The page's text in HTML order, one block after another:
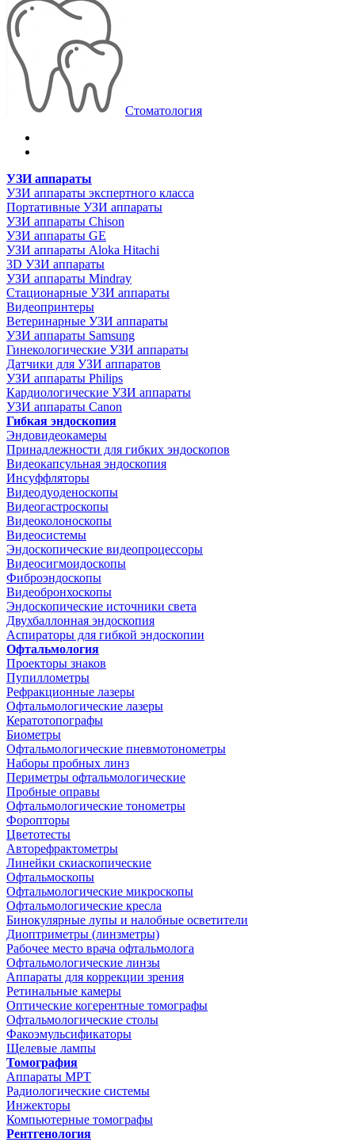
Стоматология
УЗИ аппараты
УЗИ аппараты экспертного класса
Портативные УЗИ аппараты
УЗИ аппараты Chison
УЗИ аппараты GE
УЗИ аппараты Aloka Hitachi
3D УЗИ аппараты
УЗИ аппараты Mindray
Стационарные УЗИ аппараты
Видеопринтеры
Ветеринарные УЗИ аппараты
УЗИ аппараты Samsung
Гинекологические УЗИ аппараты
Датчики для УЗИ аппаратов
УЗИ аппараты Philips
Кардиологические УЗИ аппараты
УЗИ аппараты Canon
Гибкая эндоскопия
Эндовидеокамеры
Принадлежности для гибких эндоскопов
Видеокапсульная эндоскопия
Инсуффляторы
Видеодуоденоскопы
Видеогастроскопы
Видеоколоноскопы
Видеосистемы
Эндоскопические видеопроцессоры
Видеосигмоидоскопы
Фиброэндоскопы
Видеобронхоскопы
Эндоскопические источники света
Двухбаллонная эндоскопия
Аспираторы для гибкой эндоскопии
Офтальмология
Проекторы знаков
Пупиллометры
Рефракционные лазеры
Офтальмологические лазеры
Кератотопографы
Биометры
Офтальмологические пневмотонометры
Наборы пробных линз
Периметры офтальмологические
Пробные оправы
Офтальмологические тонометры
Форопторы
Цветотесты
Авторефрактометры
Линейки скиаскопические
Офтальмоскопы
Офтальмологические микроскопы
Офтальмологические кресла
Бинокулярные лупы и налобные осветители
Диоптриметры (линзметры)
Рабочее место врача офтальмолога
Офтальмологические линзы
Аппараты для коррекции зрения
Ретинальные камеры
Оптические когерентные томографы
Офтальмологические столы
Факоэмульсификаторы
Щелевые лампы
Томография
Аппараты МРТ
Радиологические системы
Инжекторы
Компьютерные томографы
Рентгенология